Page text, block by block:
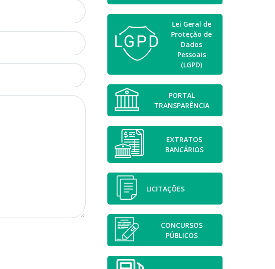
Lei Geral de
Proteção de
Dados
Pessoais
(LGPD)
PORTAL
TRANSPARÊNCIA
EXTRATOS
BANCÁRIOS
LICITAÇÕES
CONCURSOS
PÚBLICOS